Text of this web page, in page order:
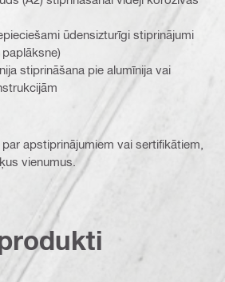
ūdensizturīgi stiprinājumi
stiprināšana pie alumīnija vai
apstiprinājumiem vai sertifikātiem,
vienumus.